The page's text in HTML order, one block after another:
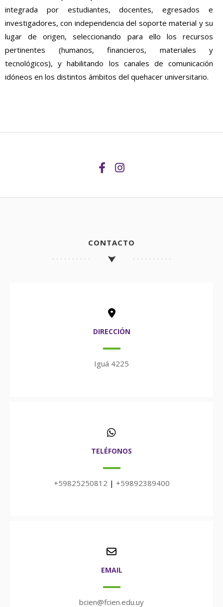
integrada por estudiantes, docentes, egresados e
investigadores, con independencia del soporte material y su
lugar de origen, seleccionando para ello los recursos
pertinentes (humanos, financieros, materiales y
tecnológicos), y habilitando los canales de comunicación
idóneos en los distintos ámbitos del quehacer universitario.
CONTACTO
DIRECCIÓN
Iguá 4225
TELÉFONOS
+59825250812 | +59892389400
EMAIL
bcien@fcien.edu.uy